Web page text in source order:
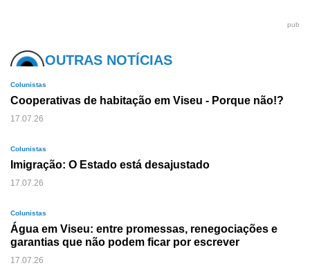
pub
OUTRAS NOTÍCIAS
Colunistas
Cooperativas de habitação em Viseu - Porque não!?
17.07.26
Colunistas
Imigração: O Estado está desajustado
17.07.26
Colunistas
Água em Viseu: entre promessas, renegociações e
garantias que não podem ficar por escrever
17.07.26